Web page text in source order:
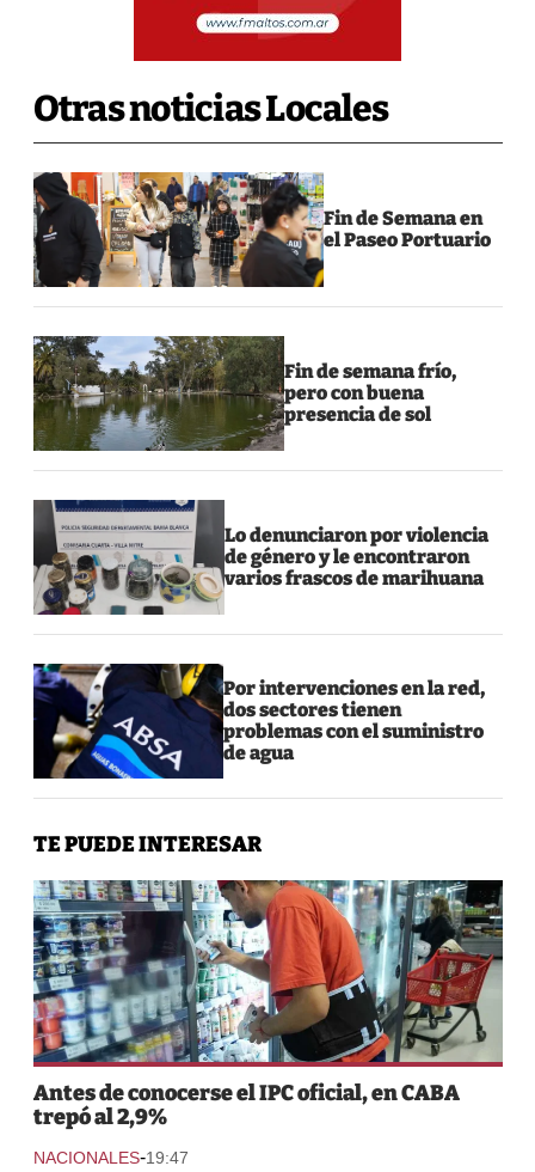
Otras noticias Locales
Fin de Semana en
el Paseo Portuario
Fin de semana frío,
pero con buena
presencia de sol
Lo denunciaron por violencia
de género y le encontraron
varios frascos de marihuana
Por intervenciones en la red,
dos sectores tienen
problemas con el suministro
de agua
TE PUEDE INTERESAR
Antes de conocerse el IPC oficial, en CABA
trepó al 2,9%
NACIONALES-19:47